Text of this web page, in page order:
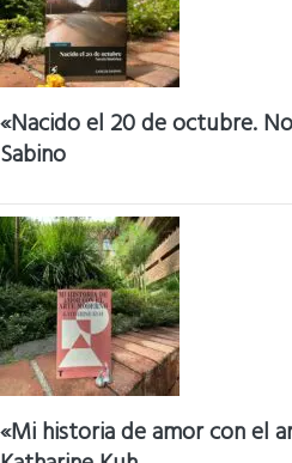
«Nacido el 20 de octubre.
Sabino
«Mi historia de amor con el